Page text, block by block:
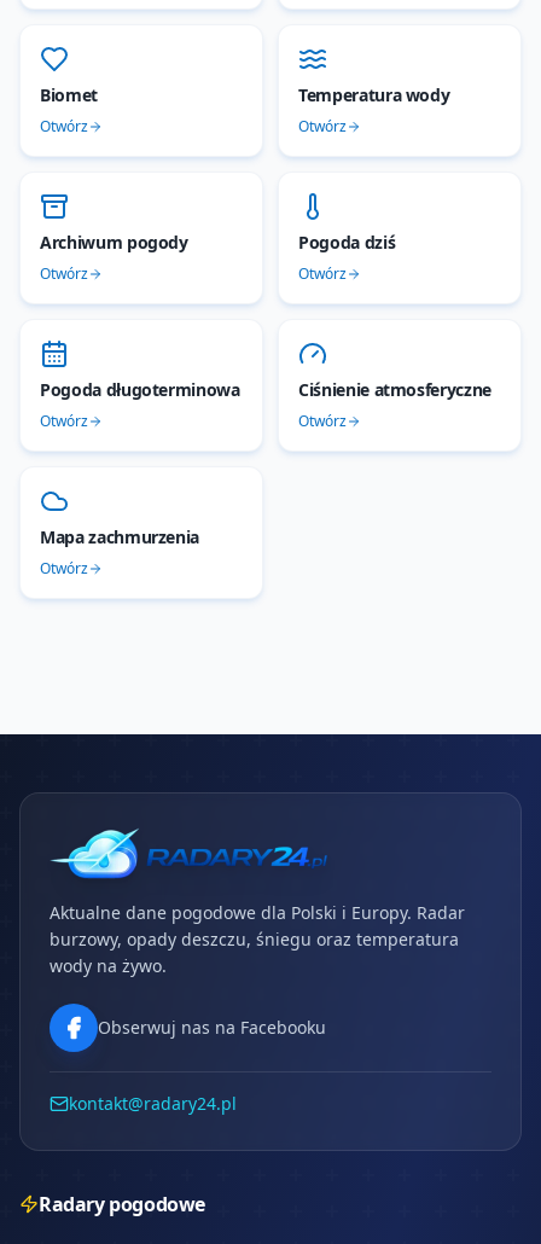
Biomet
Otwórz
Temperatura wody
Otwórz
Archiwum pogody
Otwórz
Pogoda dziś
Otwórz
Pogoda długoterminowa
Otwórz
Ciśnienie atmosferyczne
Otwórz
Mapa zachmurzenia
Otwórz
Aktualne dane pogodowe dla Polski i Europy. Radar
burzowy, opady deszczu, śniegu oraz temperatura
wody na żywo.
Obserwuj nas na Facebooku
kontakt@radary24.pl
Radary pogodowe